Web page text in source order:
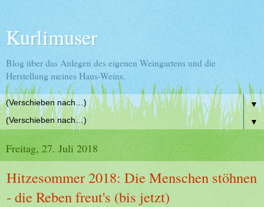
Kurlimuser
Blog über das Anlegen des eigenen Weingartens und die
Herstellung meines Haus-Weins.
▼
▼
Freitag, 27. Juli 2018
Hitzesommer 2018: Die Menschen stöhnen
- die Reben freut's (bis jetzt)